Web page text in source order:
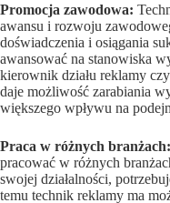
Promocja zawodowa:
awansu i rozwoju
doświadczenia i osiągania
awansować na stanowiska
kierownik działu reklamy
daje możliwość zarabiania
większego wpływu na
Praca w różnych branżach:
pracować w różnych
swojej działalności,
temu technik reklamy ma